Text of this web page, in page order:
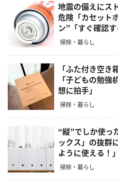
地震の備えにス
危険「カセット
ン”「すぐ確認す
掃除・暮らし
「ふた付き空
「子どもの勉
想に拍手」
掃除・暮らし
“縦”でしか使っ
ックス」の抜群
ように使える！」
掃除・暮らし